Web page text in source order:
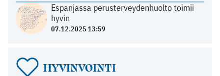
Espanjassa perusterveydenhuolto toimii
hyvin
07.12.2025 13:59
HYVINVOINTI